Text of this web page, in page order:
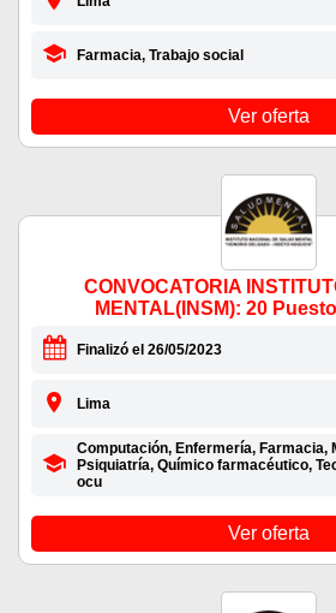
Farmacia, Trabajo social
Ver oferta
CONVOCATORIA
MENTAL(INSM): 20
Finalizó el 26/05/2023
Lima
Computación, Enfermería, Farmacia,
Psiquiatría, Químico farmacéutico,
ocu
Ver oferta